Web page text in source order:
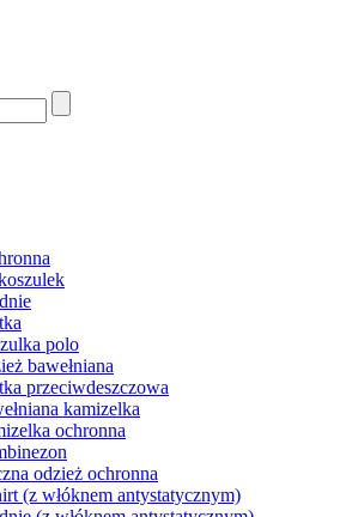
polo
bawełniana
przeciwdeszczowa
kamizelka
ochronna
odzież ochronna
(z włóknem antystatycznym)